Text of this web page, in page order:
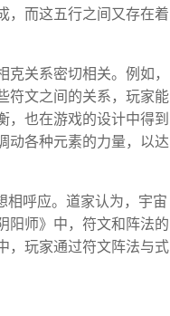
，而这五行之间又存在着
关系密切相关。例如，
符文之间的关系，玩家能
，也在游戏的设计中得到
动各种元素的力量，以达
相呼应。道家认为，宇宙
阳师》中，符文和阵法的
，玩家通过符文阵法与式